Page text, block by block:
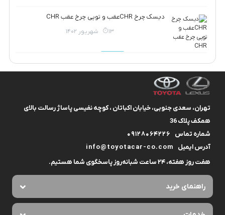
دیسک چرخ CHRعقب و توپی چرخ عقب CHR
13 شهریور 1402
تهران، سعدی جنوبی، خیابان اکباتان ، کوچه نفیسی پاساژ رسالت بالای
همکف پلاک 36
شماره تماس
09128064226
آدرس ایمیل
info@toyotacar-co.com
هفت روز هفته، ۲۴ ساعت شبانه‌روز پاسخگوی شما هستیم.
راهنمای خرید